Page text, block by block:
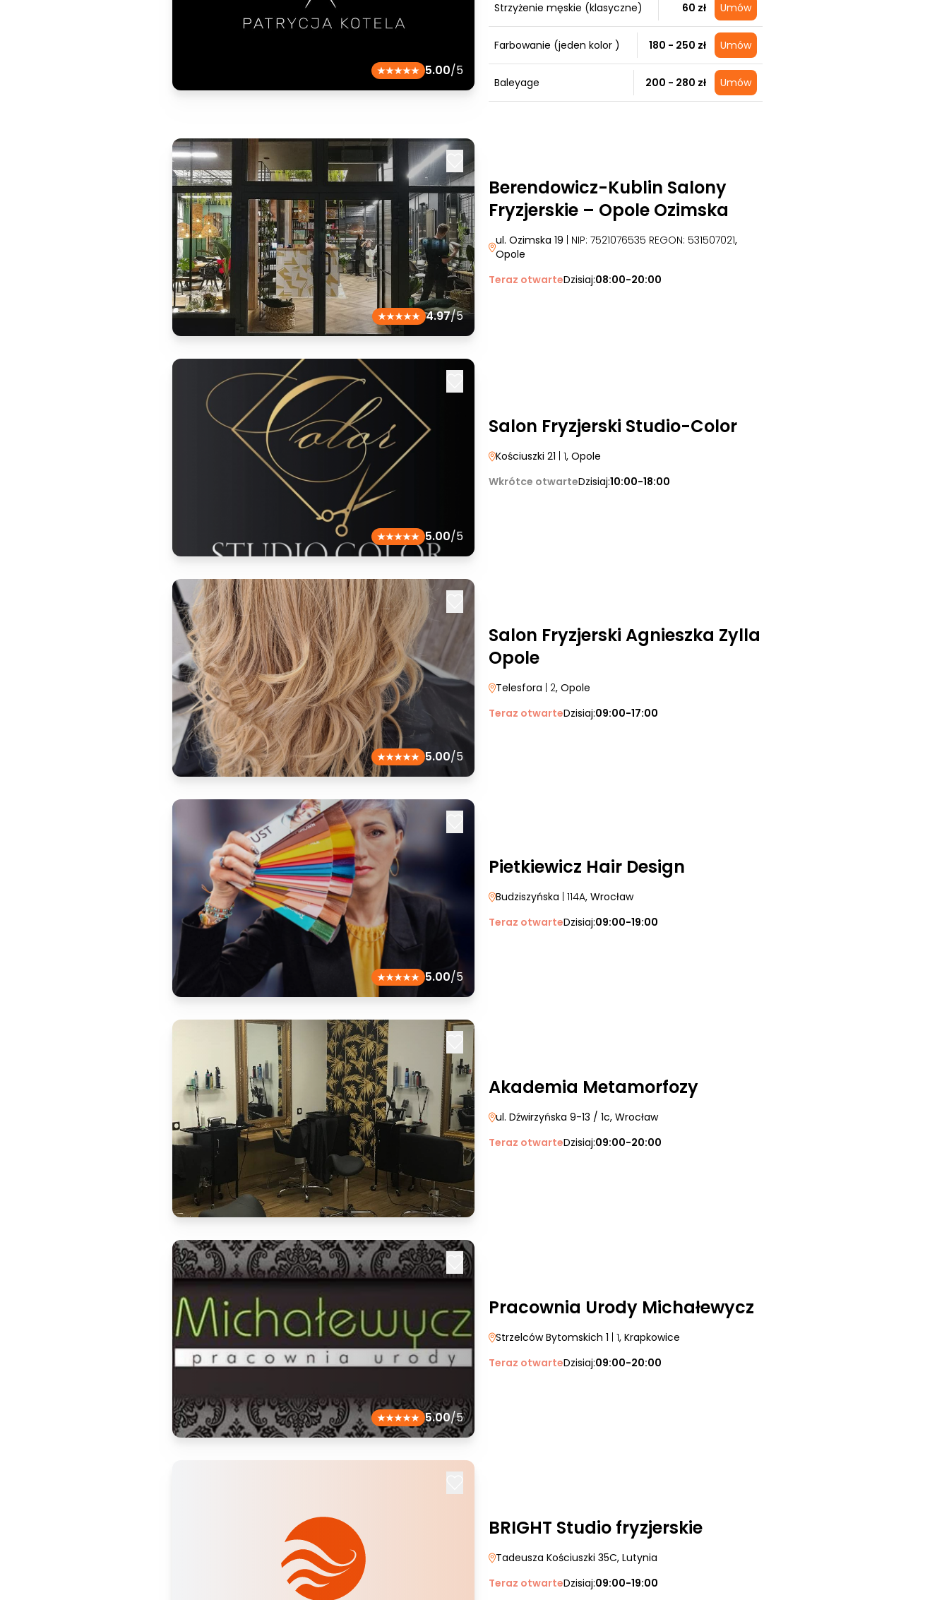
5.00/5
Strzyżenie męskie (klasyczne) 60 zł Umów
Farbowanie (jeden kolor ) 180 - 250 zł Umów
Baleyage 200 - 280 zł Umów
4.97/5
Berendowicz-Kublin Salony
Fryzjerskie – Opole Ozimska
ul. Ozimska 19 | NIP: 7521076535 REGON: 531507021,
Opole
Teraz otwarteDzisiaj:08:00-20:00
5.00/5
Salon Fryzjerski Studio-Color
Kościuszki 21 | 1, Opole
Wkrótce otwarteDzisiaj:10:00-18:00
5.00/5
Salon Fryzjerski Agnieszka Zylla
Opole
Telesfora | 2, Opole
Teraz otwarteDzisiaj:09:00-17:00
5.00/5
Pietkiewicz Hair Design
Budziszyńska | 114A, Wrocław
Teraz otwarteDzisiaj:09:00-19:00
Akademia Metamorfozy
ul. Dźwirzyńska 9-13 / 1c, Wrocław
Teraz otwarteDzisiaj:09:00-20:00
5.00/5
Pracownia Urody Michałewycz
Strzelców Bytomskich 1 | 1, Krapkowice
Teraz otwarteDzisiaj:09:00-20:00
BRIGHT Studio fryzjerskie
Tadeusza Kościuszki 35C, Lutynia
Teraz otwarteDzisiaj:09:00-19:00